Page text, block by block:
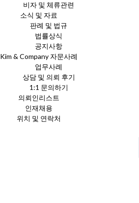
비자 및 체류관련
소식 및 자료
판례 및 법규
법률상식
공지사항
Kim & Company 자문사례
업무사례
상담 및 의뢰 후기
1:1 문의하기
의뢰인리스트
인재채용
위치 및 연락처